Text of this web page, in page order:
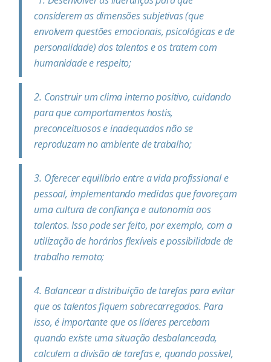
considerem as dimensões subjetivas (que
envolvem questões emocionais, psicológicas e de
personalidade) dos talentos e os tratem com
humanidade e respeito;
2. Construir um clima interno positivo, cuidando
para que comportamentos hostis,
preconceituosos e inadequados não se
reproduzam no ambiente de trabalho;
3. Oferecer equilíbrio entre a vida profissional e
pessoal, implementando medidas que favoreçam
uma cultura de confiança e autonomia aos
talentos. Isso pode ser feito, por exemplo, com a
utilização de horários flexíveis e possibilidade de
trabalho remoto;
4. Balancear a distribuição de tarefas para evitar
que os talentos fiquem sobrecarregados. Para
isso, é importante que os líderes percebam
quando existe uma situação desbalanceada,
calculem a divisão de tarefas e, quando possível,